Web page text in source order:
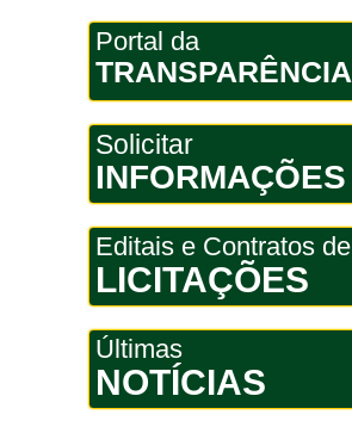
Portal da
TRANSPARÊNCIA
Solicitar
INFORMAÇÕES
Editais e Contratos de
LICITAÇÕES
Últimas
NOTÍCIAS